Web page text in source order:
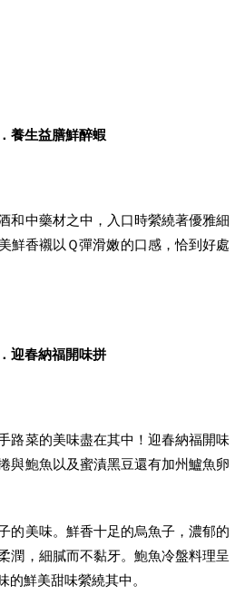
養生益膳鮮醉蝦
和中藥材之中，入口時縈繞著優雅細
鮮香襯以Ｑ彈滑嫩的口感，恰到好處
迎春納福開味拼
路菜的美味盡在其中！迎春納福開味
與鮑魚以及蜜漬黑豆還有加州鱸魚卵
的美味。鮮香十足的烏魚子，濃郁的
潤，細膩而不黏牙。鮑魚冷盤料理呈
的鮮美甜味縈繞其中。